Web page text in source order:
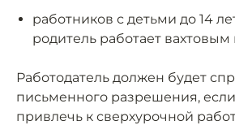
работников с детьми до 14
родитель работает
Работодатель должен будет
письменного разрешения, если
привлечь к сверхурочной